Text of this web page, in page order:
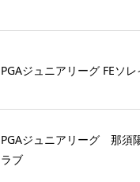
PGAジュニアリーグ FEソ
PGAジュニアリーグ 那須
ラブ